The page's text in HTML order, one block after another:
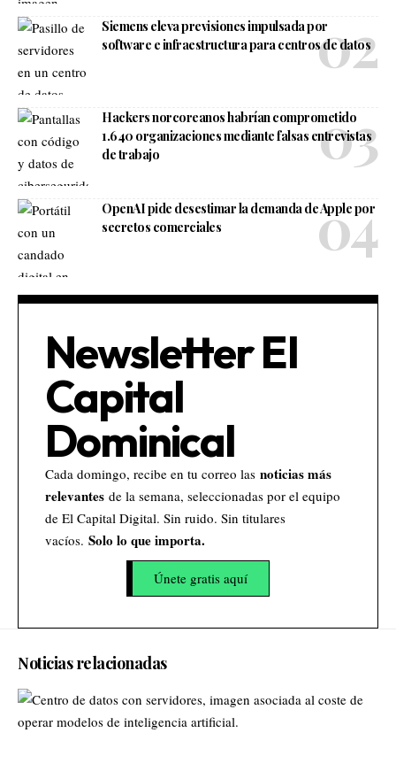
Siemens eleva previsiones impulsada por
software e infraestructura para centros de datos
Hackers norcoreanos habrían comprometido
1.640 organizaciones mediante falsas entrevistas
de trabajo
OpenAI pide desestimar la demanda de Apple por
secretos comerciales
Newsletter El
Capital
Dominical
Cada domingo, recibe en tu correo las noticias más
relevantes de la semana, seleccionadas por el equipo
de El Capital Digital. Sin ruido. Sin titulares
vacíos. Solo lo que importa.
Únete gratis aquí
Noticias relacionadas